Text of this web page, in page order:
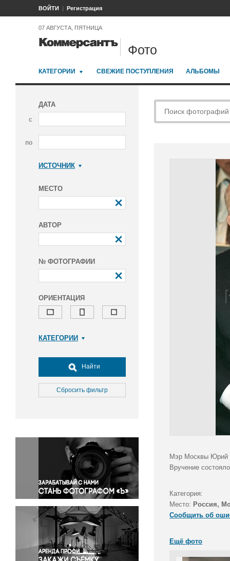
ВОЙТИ Регистрация
07 АВГУСТА, ПЯТНИЦА
Фото
КАТЕГОРИИ СВЕЖИЕ ПОСТУПЛЕНИЯ АЛЬБОМЫ
ДАТА
с
по
ИСТОЧНИК
МЕСТО
АВТОР
№ ФОТОГРАФИИ
ОРИЕНТАЦИЯ
КАТЕГОРИИ
Досуг, туризм и отдых
Культура
Медицина
Окружающая среда
Политика
Правосудие
Происшествия и конфликты
Религия
Светская жизнь
Спорт
Экология
Экономика и бизнес
Найти
Сбросить фильтр
Мэр Москвы Юрий
Вручение
Категория:
Место: Россия,
Сообщить об
Ещё фото